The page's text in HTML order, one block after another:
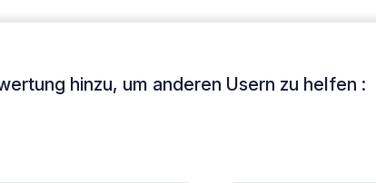
hinzu, um anderen Usern zu helfen :